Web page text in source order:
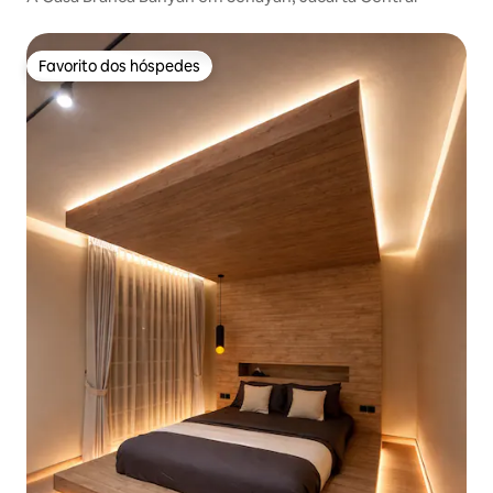
Favorito dos hóspedes
Favorito dos hóspedes